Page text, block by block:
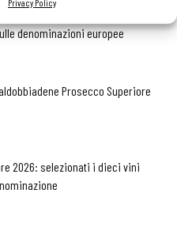
Privacy Policy
denominazioni europee
Prosecco Superiore
2026: selezionati i dieci vini